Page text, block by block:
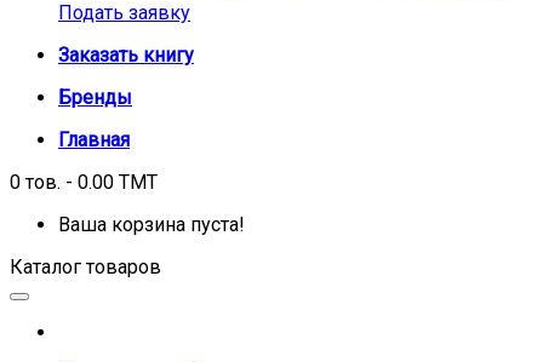
Подать заявку
Заказать книгу
Бренды
Главная
0 тов. - 0.00 TMT
Ваша корзина пуста!
Каталог товаров